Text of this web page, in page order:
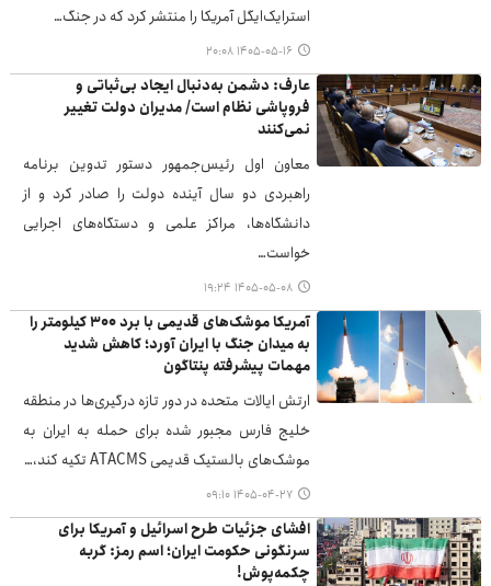
استرایک‌ایگل آمریکا را منتشر کرد که در جنگ…
۱۴۰۵-۰۵-۱۶ ۲۰:۰۸
عارف: دشمن به‌دنبال ایجاد بی‌ثباتی و
فروپاشی نظام است/ مدیران دولت تغییر
نمی‌کنند
معاون اول رئیس‌جمهور دستور تدوین برنامه
راهبردی دو سال آینده دولت را صادر کرد و از
دانشگاه‌ها، مراکز علمی و دستگاه‌های اجرایی
خواست…
۱۴۰۵-۰۵-۰۸ ۱۹:۲۴
آمریکا موشک‌های قدیمی با برد ۳۰۰ کیلومتر را
به میدان جنگ با ایران آورد؛ کاهش شدید
مهمات پیشرفته پنتاگون
ارتش ایالات متحده در دور تازه درگیری‌ها در منطقه
خلیج فارس مجبور شده برای حمله به ایران به
موشک‌های بالستیک قدیمی ATACMS تکیه کند،…
۱۴۰۵-۰۴-۲۷ ۰۹:۱۰
افشای جزئیات طرح اسرائیل و آمریکا برای
سرنگونی حکومت ایران؛ اسم رمز: گربه
چکمه‌پوش!